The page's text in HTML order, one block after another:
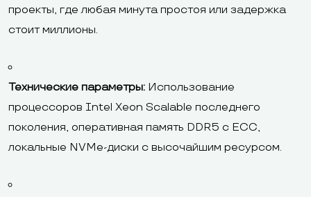
проекты, где любая минута простоя или задержка
стоит миллионы.
Технические параметры: Использование
процессоров Intel Xeon Scalable последнего
поколения, оперативная память DDR5 с ECC,
локальные NVMe-диски с высочайшим ресурсом.